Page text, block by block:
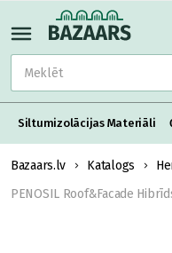
Siltumizolācijas Materiāli
Bazaars.lv Katalogs
PENOSIL Roof&Facade